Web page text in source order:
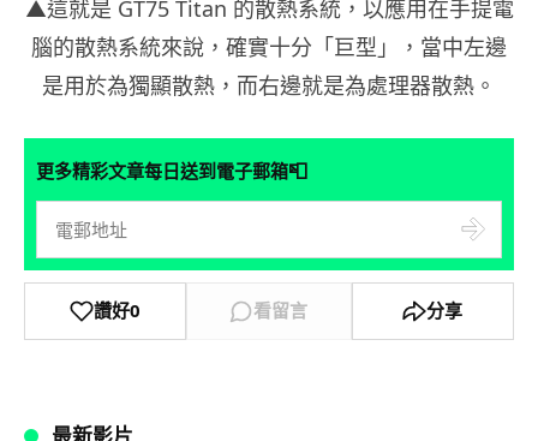
▲這就是 GT75 Titan 的散熱系統，以應用在手提電
腦的散熱系統來說，確實十分「巨型」，當中左邊
是用於為獨顯散熱，而右邊就是為處理器散熱。
更多精彩文章每日送到電子郵箱📮
讚好0 看留言 分享